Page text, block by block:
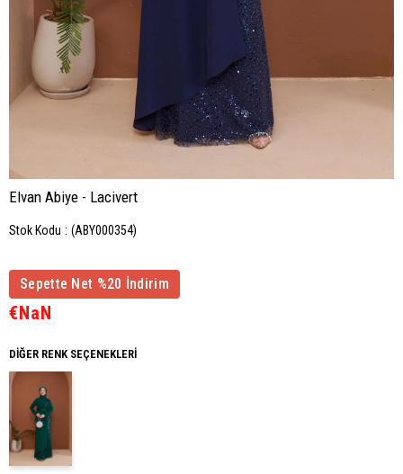
Elvan Abiye - Lacivert
Stok Kodu (ABY000354)
Sepette Net %20 İndirim
€NaN
DIĞER RENK SEÇENEKLERI